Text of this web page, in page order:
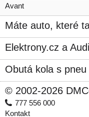
Avant
Máte auto, které
Elektrony.cz a
Obutá kola s pneu
© 2002-2026
777 556 000
Kontakt